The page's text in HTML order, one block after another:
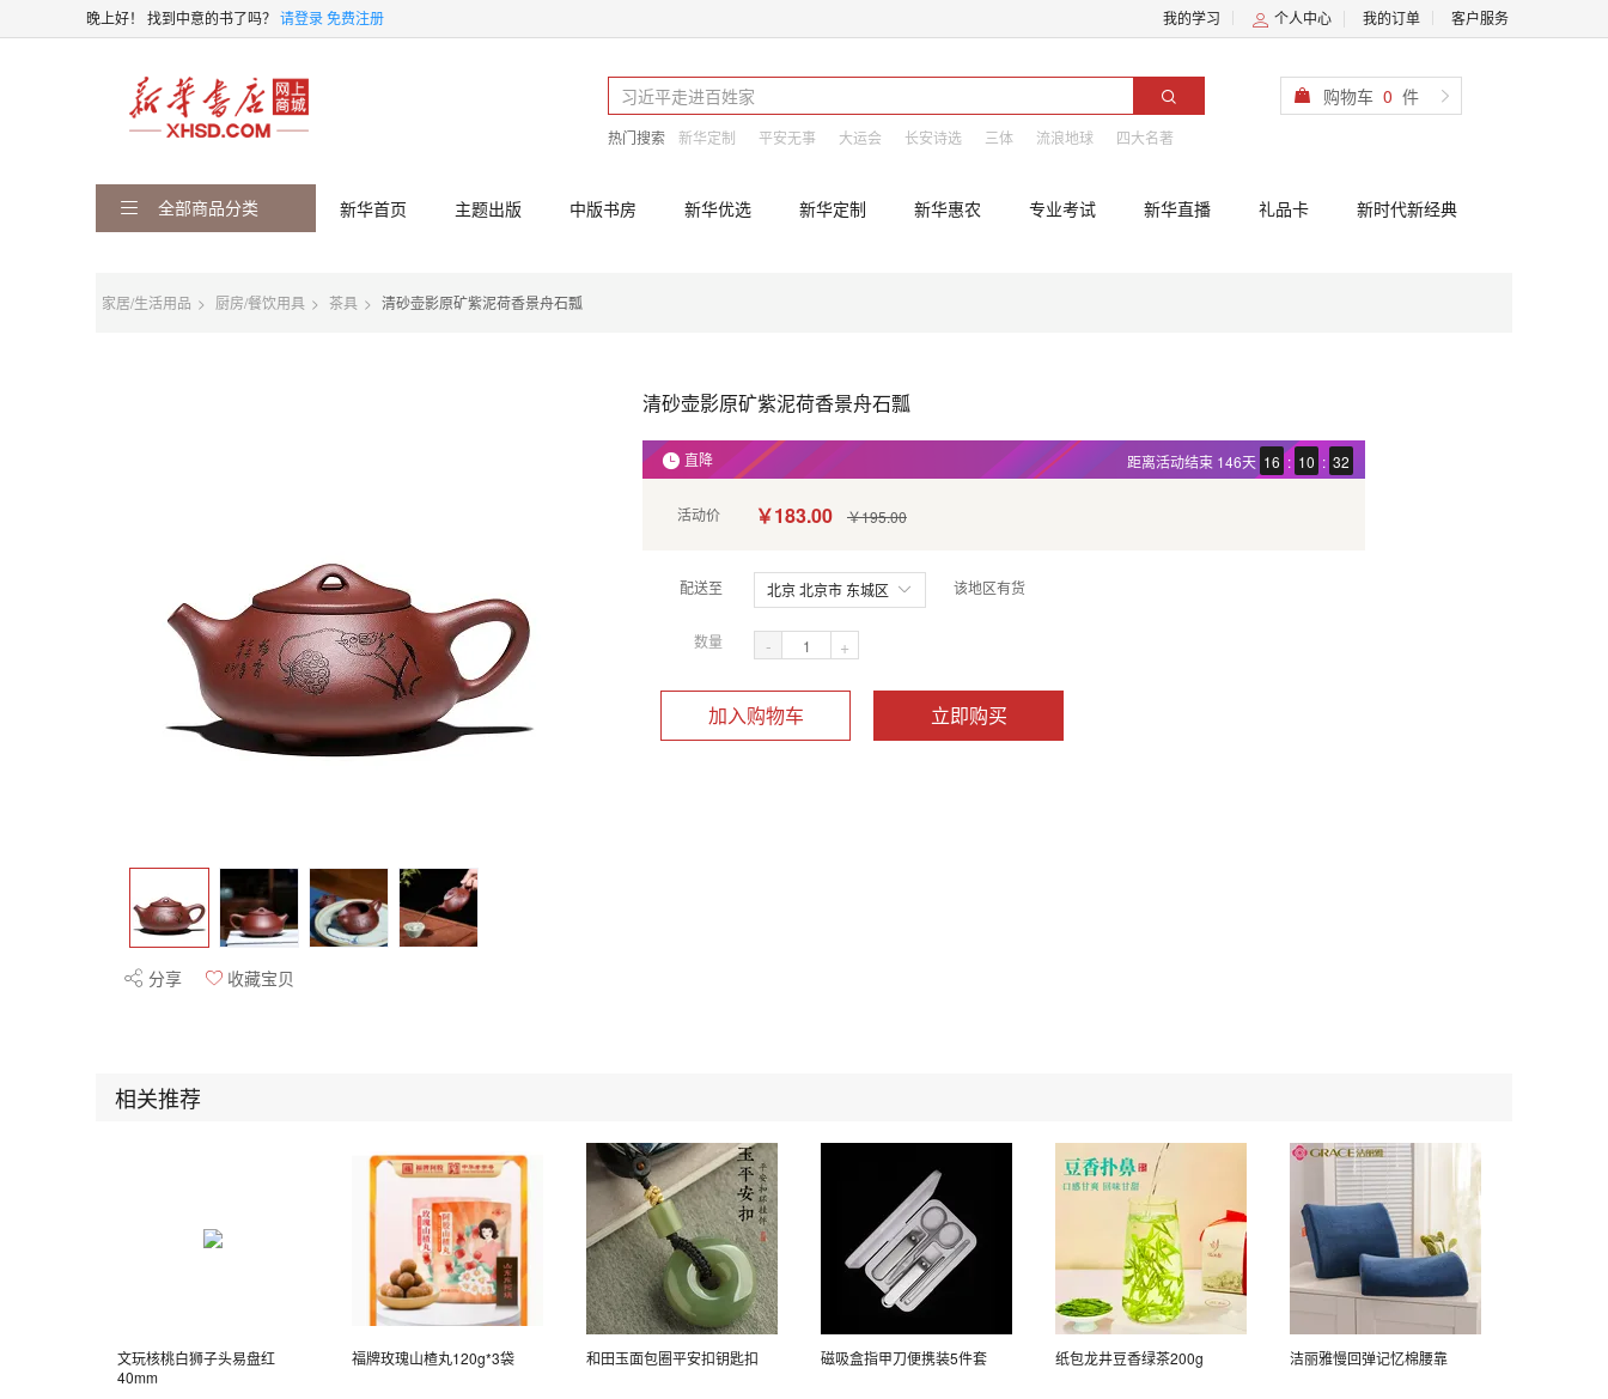
晚上好！ 找到中意的书了吗？ 请登录免费注册 我的学习 个人中心 我的订单 客户服务
热门搜索 新华定制 平安无事 大运会 长安诗选 三体 流浪地球 四大名著
购物车 0 件
全部商品分类 新华首页 主题出版 中版书房 新华优选 新华定制 新华惠农 专业考试 新华直播 礼品卡 新时代新经典
家居/生活用品 厨房/餐饮用具 茶具 清砂壶影原矿紫泥荷香景舟石瓢
分享 收藏宝贝
清砂壶影原矿紫泥荷香景舟石瓢
直降 距离活动结束 146天 16 : 10 : 30
活动价 ￥183.00 ￥195.00
配送至 北京 北京市 东城区 该地区有货
数量 - +
加入购物车 立即购买
相关推荐
文玩核桃白狮子头易盘红
40mm
福牌玫瑰山楂丸120g*3袋 和田玉面包圈平安扣钥匙扣 磁吸盒指甲刀便携装5件套 纸包龙井豆香绿茶200g 洁丽雅慢回弹记忆棉腰靠